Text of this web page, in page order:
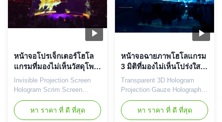
หน้าจอโปรเจ็กเตอร์โฮโล
แกรมที่มองไม่เห็นวัสดุโพลี
อะมายด์ทนไฟไม่มีรอยต่อ
ความยาว 30 เมตร
Invisible Projection Screen
Hologram Scrim Screen
Material Pepperscrem for Sale
Deatils: Product Name
Pepperscrim Material
หา ราคา ที่ ดี ที่สุด
หน้าจอฉายภาพโฮโลแกรม
3 มิติที่มองไม่เห็นโปร่งใส
สำหรับการแสดงสด
Transparent 3D Hologram
Projection Gauze Holographic
Screen Material Deatils:
Product Name Hologram
Projection Screen Material
หา ราคา ที่ ดี ที่สุด